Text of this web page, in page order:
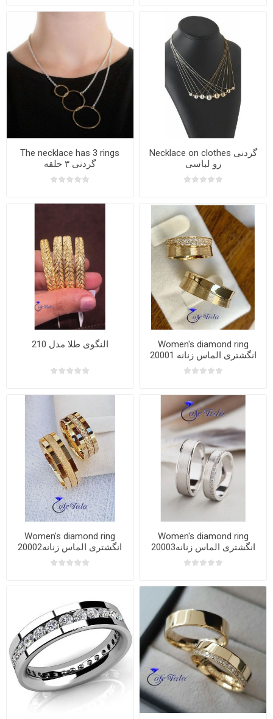
The necklace has 3 rings
گردنی ۳ حلقه
Necklace on clothes گردنی
رو لباسی
النگوی طلا مدل 210
Women's diamond ring
20001 انگشتری الماس زنانه
Women's diamond ring
20002انگشتری الماس زنانه
Women's diamond ring
20003انگشتری الماس زنانه